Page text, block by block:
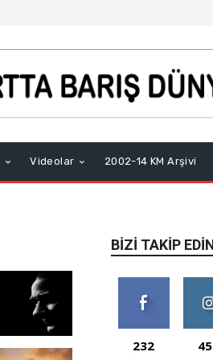
Videolar 2002-14 KM Arşivi
BIZI TAKIP
232